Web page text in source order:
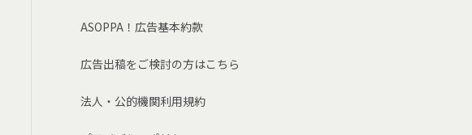
ASOPPA！広告基本約款
広告出稿をご検討の方はこちら
法人・公的機関利用規約